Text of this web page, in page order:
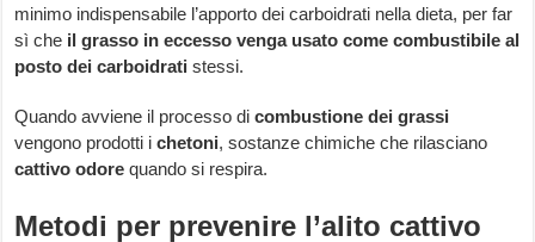
minimo indispensabile l’apporto dei carboidrati nella dieta, per far
sì che il grasso in eccesso venga usato come combustibile al
posto dei carboidrati stessi.
Quando avviene il processo dicombustione dei grassi
vengono prodotti ichetoni, sostanze chimiche che rilasciano
cattivo odore quando si respira.
Metodi per prevenire l’alito cattivo